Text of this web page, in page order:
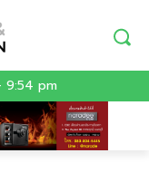
9:54 pm